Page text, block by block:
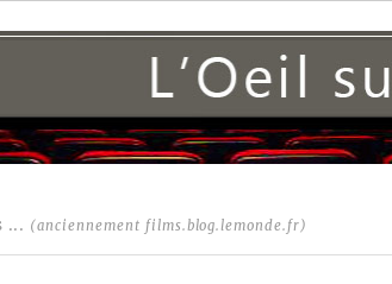
... (anciennement films.blog.lemonde.fr)